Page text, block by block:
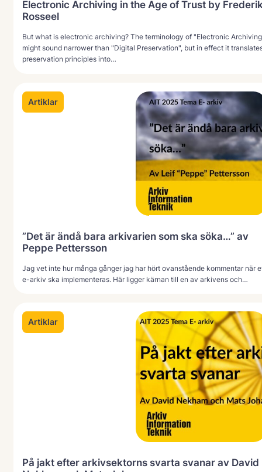
Electronic Archiving in the Age of Trust by
Rosseel
But what is electronic archiving? The terminology of "Electronic
might sound narrower than "Digital Preservation", but in effect it
preservation principles into…
Artiklar
”Det är ändå bara arkivarien som ska söka…” av
Peppe Pettersson
Jag vet inte hur många gånger jag har hört ovanstående kommentar när
e-arkiv ska implementeras. Här ligger kärnan till en av arkivens och…
Artiklar
På jakt efter arkivsektorns svarta svanar av David